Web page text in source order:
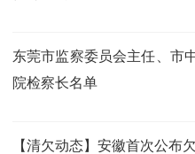
东莞市监察委员会主任、市
院检察长名单
【清欠动态】安徽首次公布